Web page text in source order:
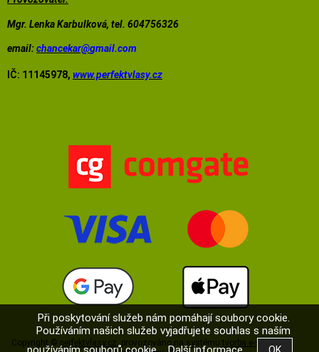
Mgr. Lenka Karbulková, tel. 604756326
email:chancekar@gmail.com
IČ: 11145978, www.perfektvlasy.cz
Copyright © perfektvlasy.cz,provozováno na systému tvorba e-shopu
Při poskytování služeb nám pomáhají soubory cookie.
Používáním našich služeb vyjadřujete souhlas s naším